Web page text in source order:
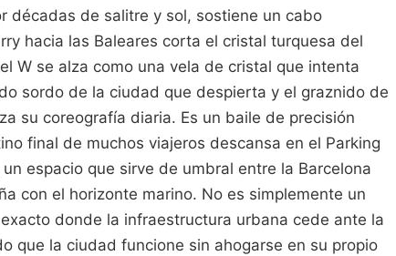
décadas de salitre y sol, sostiene un cabo
hacia las Baleares corta el cristal turquesa del
W se alza como una vela de cristal que intenta
sordo de la ciudad que despierta y el graznido de
su coreografía diaria. Es un baile de precisión
final de muchos viajeros descansa en el Parking
espacio que sirve de umbral entre la Barcelona
con el horizonte marino. No es simplemente un
donde la infraestructura urbana cede ante la
que la ciudad funcione sin ahogarse en su propio